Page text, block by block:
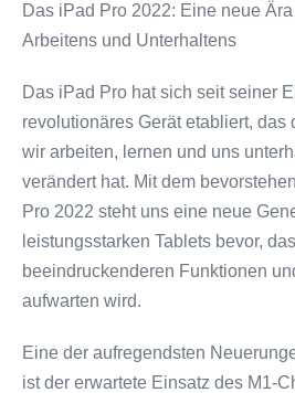
Das iPad Pro 2022: Eine neue
Arbeitens und Unterhaltens
Das iPad Pro hat sich seit seiner
revolutionäres Gerät etabliert, das
wir arbeiten, lernen und uns
verändert hat. Mit dem
Pro 2022 steht uns eine neue
leistungsstarken Tablets bevor,
beeindruckenderen Funktionen
aufwarten wird.
Eine der aufregendsten
ist der erwartete Einsatz des M1-